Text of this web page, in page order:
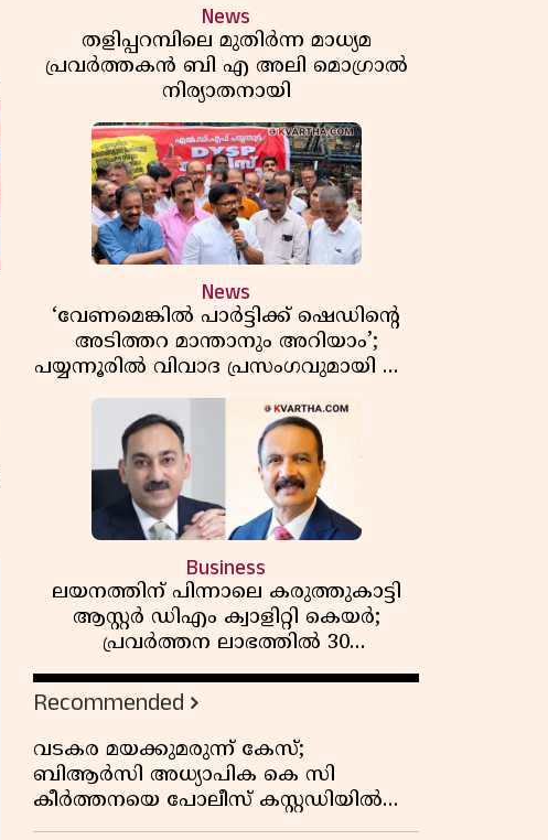
News
തളിപ്പറമ്പിലെ മുതിർന്ന മാധ്യമ
പ്രവർത്തകൻ ബി എ അലി മൊഗ്രാൽ
നിര്യാതനായി
News
‘വേണമെങ്കിൽ പാർട്ടിക്ക് ഷെഡിൻ്റെ
അടിത്തറ മാന്താനും അറിയാം’;
പയ്യന്നൂരിൽ വിവാദ പ്രസംഗവുമായി കെ
കെ രാഗേഷ്
Business
ലയനത്തിന് പിന്നാലെ കരുത്തുകാട്ടി
ആസ്റ്റർ ഡിഎം ക്വാളിറ്റി കെയർ;
പ്രവർത്തന ലാഭത്തിൽ 30
ശതമാനത്തിൻ്റെ വളർച്ച,
വരുമാനത്തിലും ലാഭത്തിലും വൻ
കുതിപ്പ് രേഖപ്പെടുത്തി ആദ്യ പാദ
റിപ്പോർട്ട് പുറത്ത്
Recommended
വടകര മയക്കുമരുന്ന് കേസ്;
ബിആർസി അധ്യാപിക കെ സി
കീർത്തനയെ പോലീസ് കസ്റ്റഡിയിൽ
വിട്ടു